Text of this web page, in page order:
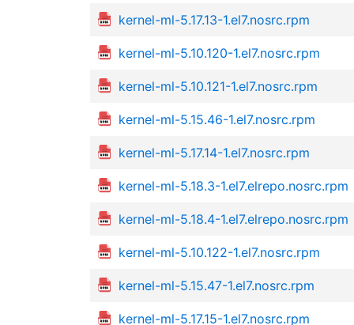
kernel-ml-5.17.13-1.el7.nosrc.rpm
kernel-ml-5.10.120-1.el7.nosrc.rpm
kernel-ml-5.10.121-1.el7.nosrc.rpm
kernel-ml-5.15.46-1.el7.nosrc.rpm
kernel-ml-5.17.14-1.el7.nosrc.rpm
kernel-ml-5.18.3-1.el7.elrepo.nosrc.rpm
kernel-ml-5.18.4-1.el7.elrepo.nosrc.rpm
kernel-ml-5.10.122-1.el7.nosrc.rpm
kernel-ml-5.15.47-1.el7.nosrc.rpm
kernel-ml-5.17.15-1.el7.nosrc.rpm